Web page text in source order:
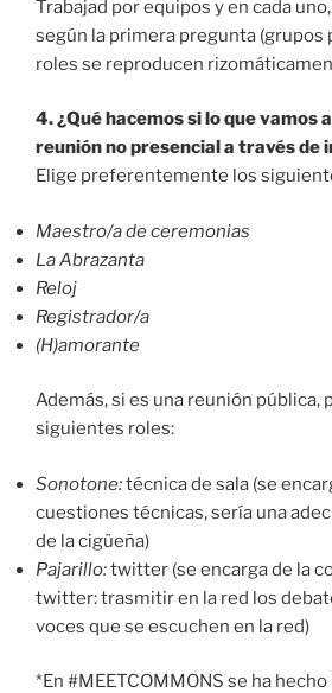
Trabajad por equipos y en cada
según la primera pregunta (grupos
roles se reproducen
4. ¿Qué hacemos si lo que vamos
reunión no presencial a través de
Elige preferentemente los
Maestro/a de ceremonias
La Abrazanta
Reloj
Registrador/a
(H)amorante
Además, si es una reunión pública,
siguientes roles:
Sonotone:técnica de sala (se
cuestiones técnicas, sería una
de la cigüeña)
Pajarillo:twitter (se encarga de la
twitter: trasmitir en la red los
voces que se escuchen en la red)
*En #MEETCOMMONS se ha